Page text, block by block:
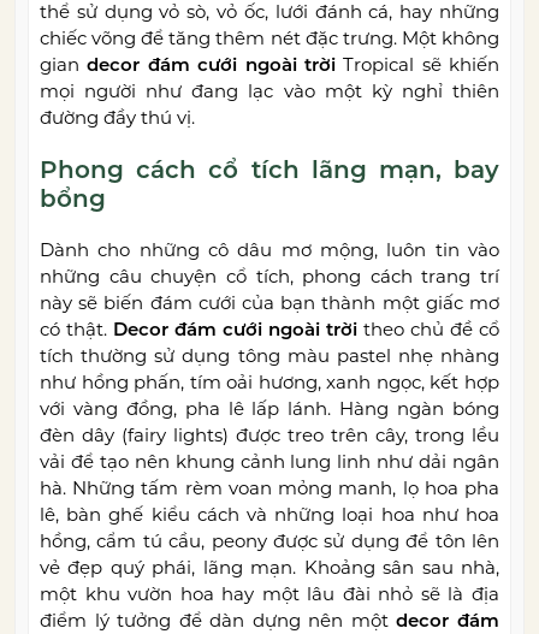
thể sử dụng vỏ sò, vỏ ốc, lưới đánh cá, hay những
chiếc võng để tăng thêm nét đặc trưng. Một không
gian decor đám cưới ngoài trờiTropical sẽ khiến
mọi người như đang lạc vào một kỳ nghỉ thiên
đường đầy thú vị.
Phong cách cổ tích lãng mạn, bay
bổng
Dành cho những cô dâu mơ mộng, luôn tin vào
những câu chuyện cổ tích, phong cách trang trí
này sẽ biến đám cưới của bạn thành một giấc mơ
có thật. Decor đám cưới ngoài trời theo chủ đề cổ
tích thường sử dụng tông màu pastel nhẹ nhàng
như hồng phấn, tím oải hương, xanh ngọc, kết hợp
với vàng đồng, pha lê lấp lánh. Hàng ngàn bóng
đèn dây (fairy lights) được treo trên cây, trong lều
vải để tạo nên khung cảnh lung linh như dải ngân
hà. Những tấm rèm voan mỏng manh, lọ hoa pha
lê, bàn ghế kiểu cách và những loại hoa như hoa
hồng, cẩm tú cầu, peony được sử dụng để tôn lên
vẻ đẹp quý phái, lãng mạn. Khoảng sân sau nhà,
một khu vườn hoa hay một lâu đài nhỏ sẽ là địa
điểm lý tưởng để dàn dựng nên mộtdecor đám